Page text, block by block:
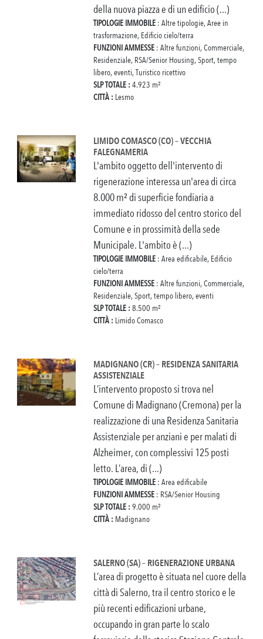
della nuova piazza e di un edificio (...)
TIPOLOGIE IMMOBILE : Altre tipologie, Aree in
trasformazione, Edificio cielo/terra
FUNZIONI AMMESSE : Altre funzioni, Commerciale,
Residenziale, RSA/Senior Housing, Sport, tempo
libero, eventi, Turistico ricettivo
SLP TOTALE : 4.923 m²
CITTÀ : Lesmo
LIMIDO COMASCO (CO) – VECCHIA
FALEGNAMERIA
L'ambito oggetto dell'intervento di
rigenerazione interessa un'area di circa
8.000 m² di superficie fondiaria a
immediato ridosso del centro storico del
Comune e in prossimità della sede
Municipale. L'ambito è (...)
TIPOLOGIE IMMOBILE : Area edificabile, Edificio
cielo/terra
FUNZIONI AMMESSE : Altre funzioni, Commerciale,
Residenziale, Sport, tempo libero, eventi
SLP TOTALE : 8.500 m²
CITTÀ : Limido Comasco
MADIGNANO (CR) – RESIDENZA SANITARIA
ASSISTENZIALE
L’intervento proposto si trova nel
Comune di Madignano (Cremona) per la
realizzazione di una Residenza Sanitaria
Assistenziale per anziani e per malati di
Alzheimer, con complessivi 125 posti
letto. L’area, di (...)
TIPOLOGIE IMMOBILE : Area edificabile
FUNZIONI AMMESSE : RSA/Senior Housing
SLP TOTALE : 9.000 m²
CITTÀ : Madignano
SALERNO (SA) – RIGENERAZIONE URBANA
L’area di progetto è situata nel cuore della
città di Salerno, tra il centro storico e le
più recenti edificazioni urbane,
occupando in gran parte lo scalo